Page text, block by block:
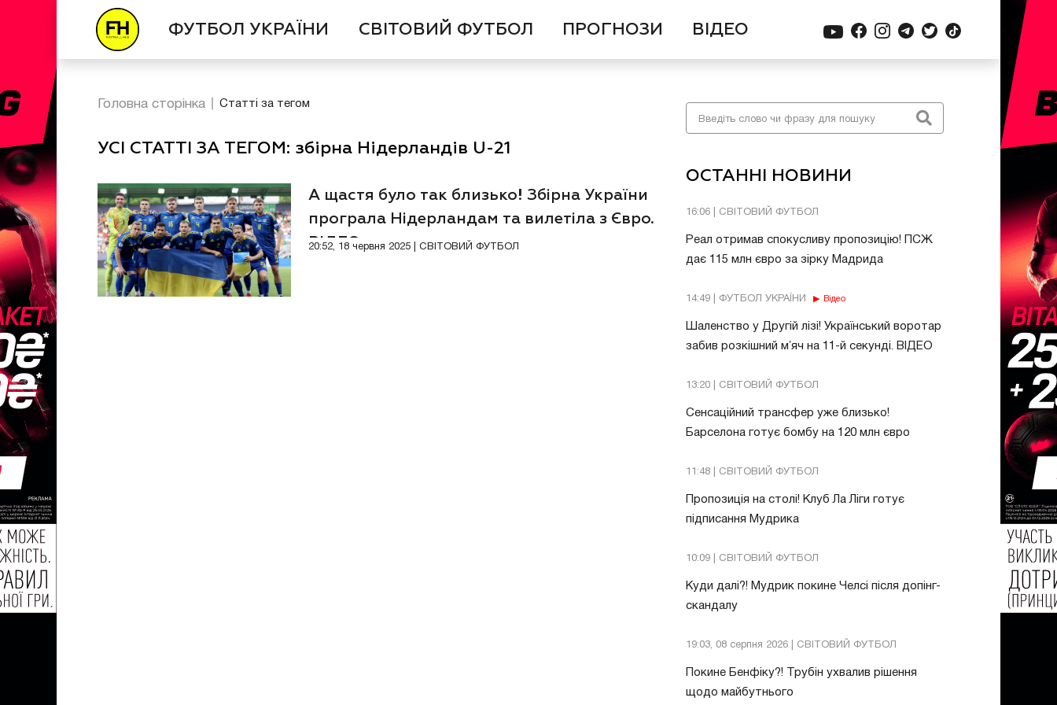
ФУТБОЛ УКРАЇНИ СВІТОВИЙ ФУТБОЛ ПРОГНОЗИ ВІДЕО
ОСТАННІ НОВИНИ
16:06 | СВІТОВИЙ ФУТБОЛ
Реал отримав спокусливу пропозицію! ПСЖ
дає 115 млн євро за зірку Мадрида
14:49 | ФУТБОЛ УКРАЇНИ Відео
Шаленство у Другій лізі! Український воротар
забив розкішний мʼяч на 11-й секунді. ВІДЕО
13:20 | СВІТОВИЙ ФУТБОЛ
Сенсаційний трансфер уже близько!
Барселона готує бомбу на 120 млн євро
11:48 | СВІТОВИЙ ФУТБОЛ
Пропозиція на столі! Клуб Ла Ліги готує
підписання Мудрика
10:09 | СВІТОВИЙ ФУТБОЛ
Куди далі?! Мудрик покине Челсі після допінг-
скандалу
19:03, 08 серпня 2026 | СВІТОВИЙ ФУТБОЛ
Покине Бенфіку?! Трубін ухвалив рішення
щодо майбутнього
Головна сторінка Статті за тегом
УСІ СТАТТІ ЗА ТЕГОМ: збірна Нідерландів U-21
А щастя було так близько! Збірна України
програла Нідерландам та вилетіла з Євро.
ВІДЕО
Відео
20:52, 18 червня 2025 | СВІТОВИЙ ФУТБОЛ